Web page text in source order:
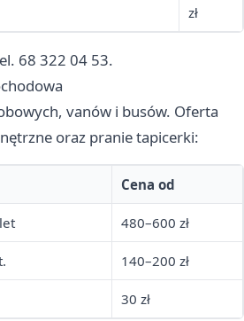
zł
68 322 04 53.
vanów i busów. Oferta
oraz pranie tapicerki:
Cena od
480–600 zł
140–200 zł
30 zł